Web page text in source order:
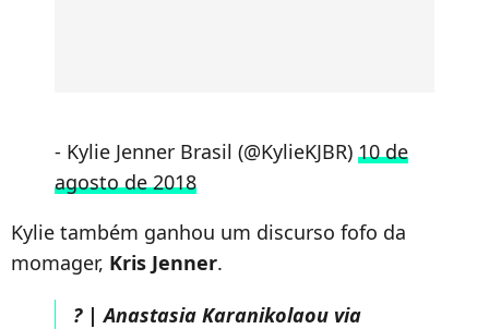
- Kylie Jenner Brasil (@KylieKJBR) 10 de
agosto de 2018
Kylie também ganhou um discurso fofo da
momager, Kris Jenner.
? | Anastasia Karanikolaou via